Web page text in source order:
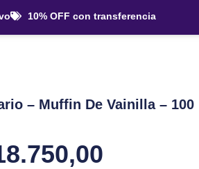
10% OFF con transferencia
– Muffin De Vainilla – 100